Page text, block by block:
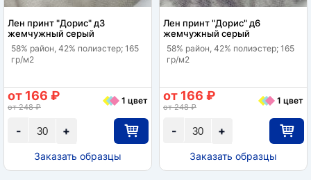
Лен принт "Дорис" д3
жемчужный серый
58% район, 42% полиэстер; 165
гр/м2
+
-
от 166 ₽
от 248 ₽
1 цвет
Заказать образцы
Лен принт "Дорис" д6
жемчужный серый
58% район, 42% полиэстер; 165
гр/м2
+
-
от 166 ₽
от 248 ₽
1 цвет
Заказать образцы